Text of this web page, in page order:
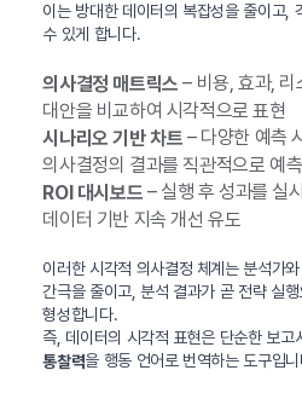
이는 방대한 데이터의 복잡성을 줄이고,
수 있게 합니다.
의사결정 매트릭스 – 비용, 효과, 리
대안을 비교하여 시각적으로 표현
시나리오 기반 차트 – 다양한 예측
의사결정의 결과를 직관적으로 예측
ROI 대시보드 – 실행 후 성과를 실
데이터 기반 지속 개선 유도
이러한 시각적 의사결정 체계는 분석가
간극을 줄이고, 분석 결과가 곧 전략 실
형성합니다.
즉, 데이터의 시각적 표현은 단순한 보
통찰력을 행동 언어로 번역하는 도구입